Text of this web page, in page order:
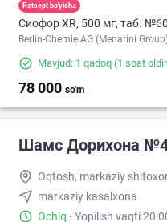
Retsept bo'yicha
Сиофор XR, 500 мг, таб. №60
Berlin-Chemie AG (Menarini
Mavjud: 1 qadoq (1 soat
78 000 so'm
Шамс Дорихона
Oqtosh, markaziy
markaziy kasalxona
Ochiq · Yopilish vaqti